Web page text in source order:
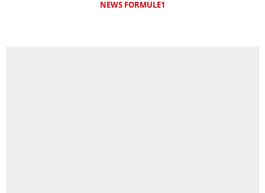
NEWS FORMULE1